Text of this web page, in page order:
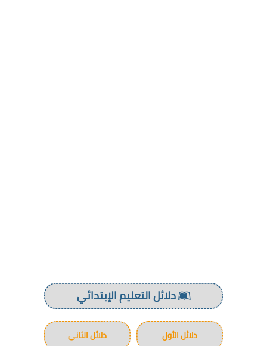
دلائل التعليم الإبتدائي
دلائل الأول دلائل الثاني